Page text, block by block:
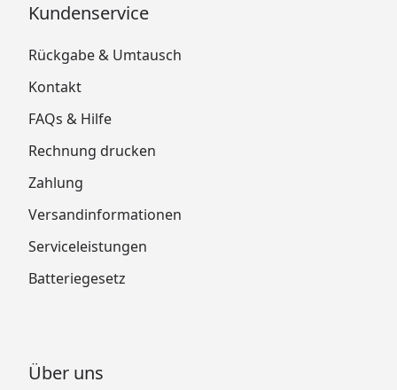
Kundenservice
Rückgabe & Umtausch
Kontakt
FAQs & Hilfe
Rechnung drucken
Zahlung
Versandinformationen
Serviceleistungen
Batteriegesetz
Über uns